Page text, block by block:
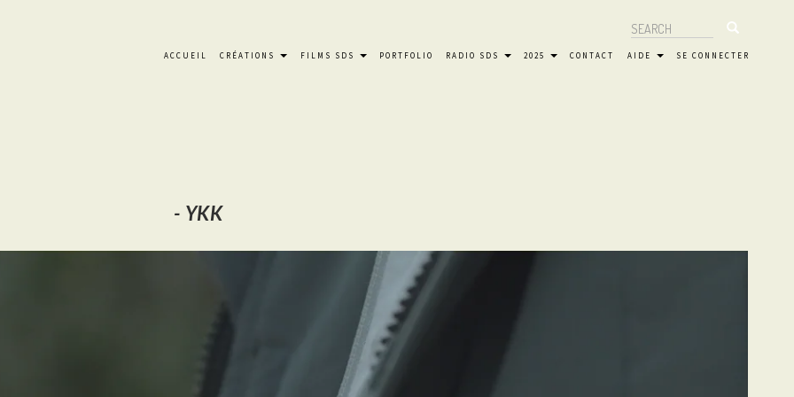
Search
Navigation
ACCUEIL CRÉATIONS FILMS SDS PORTFOLIO RADIO SDS 2025 CONTACT AIDE SE CONNECTER
- YKK